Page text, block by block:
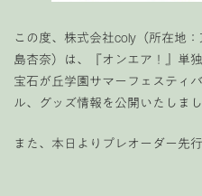
この度、株式会社coly（所在地
島杏奈）は、『オンエア！』単
宝石が丘学園サマーフェスティ
ル、グッズ情報を公開いたしまし
また、本日よりプレオーダー先